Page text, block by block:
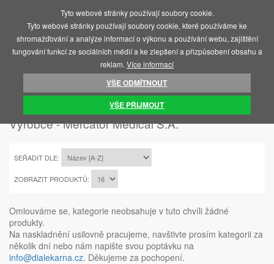
ÚVOD MERCATOR MEDICAL S.A.
Výrobce - Mercator Medical S.A.
SEŘADIT DLE:
ZOBRAZIT PRODUKTŮ:
Omlouváme se, kategorie neobsahuje v tuto chvíli žádné
produkty.
Na naskladnění usilovně pracujeme, navštivte prosím kategorii za
několik dní nebo nám napište svou poptávku na
info@dialekarna.cz. Děkujeme za pochopení.
Tyto webové stránky používají soubory cookie.
Tyto webové stránky používají soubory cookie, které používáme ke
shromažďování a analýze informací o výkonu a používání webu, zajištění
fungování funkcí ze sociálních médií a ke zlepšení a přizpůsobení obsahu a
reklam. Více informací
VŠE ODMÍTNOUT
VŠE PŘIJMOUT